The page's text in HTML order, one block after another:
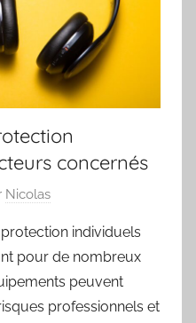
concernés
Nicolas
protection individuels
pour de nombreux
peuvent
professionnels et